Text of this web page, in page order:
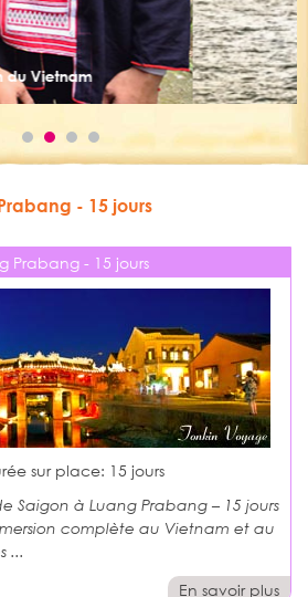
Vivez la magie de la baie
- 15 jours
Prabang - 15 jours
sur place: 15 jours
Saigon à Luang Prabang – 15 jours
complète au Vietnam et au
...
En savoir plus